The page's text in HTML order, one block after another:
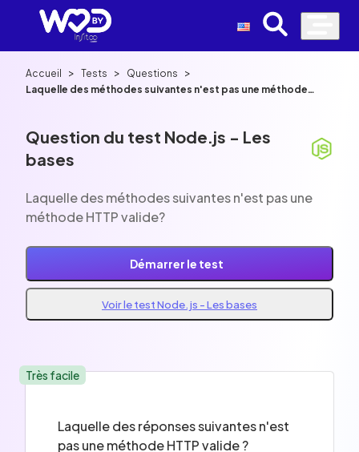
Accueil > Tests > Questions >
Laquelle des méthodes suivantes n'est pas une méthode
Question du test Node.js - Les
bases
Laquelle des méthodes suivantes n'est pas une
méthode HTTP valide?
Démarrer le test
Voir le test Node.js - Les bases
Très facile
Laquelle des réponses suivantes n'est
pas une méthode HTTP valide ?